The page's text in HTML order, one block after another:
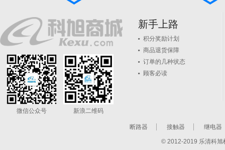
微信公众号 新浪二维码
新手上路
积分奖励计划
商品退货保障
订单的几种状态
顾客必读
断路器 接触器 继电器
© 2012-2019 乐清科旭